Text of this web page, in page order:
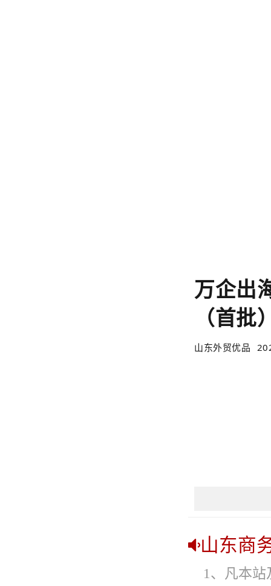
万企出
（首
山东外贸优品
山东商
1、凡本